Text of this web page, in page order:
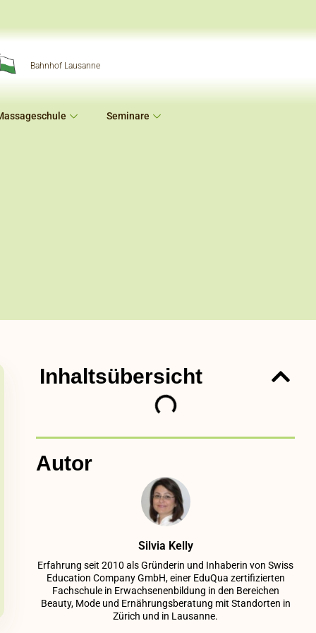
Bahnhof Lausanne
Seminare
Inhaltsübersicht
Autor
Silvia Kelly
Erfahrung seit 2010 als Gründerin und Inhaberin von Swiss
Education Company GmbH, einer EduQua zertifizierten
Fachschule in Erwachsenenbildung in den Bereichen
Beauty, Mode und Ernährungsberatung mit Standorten in
Zürich und in Lausanne.